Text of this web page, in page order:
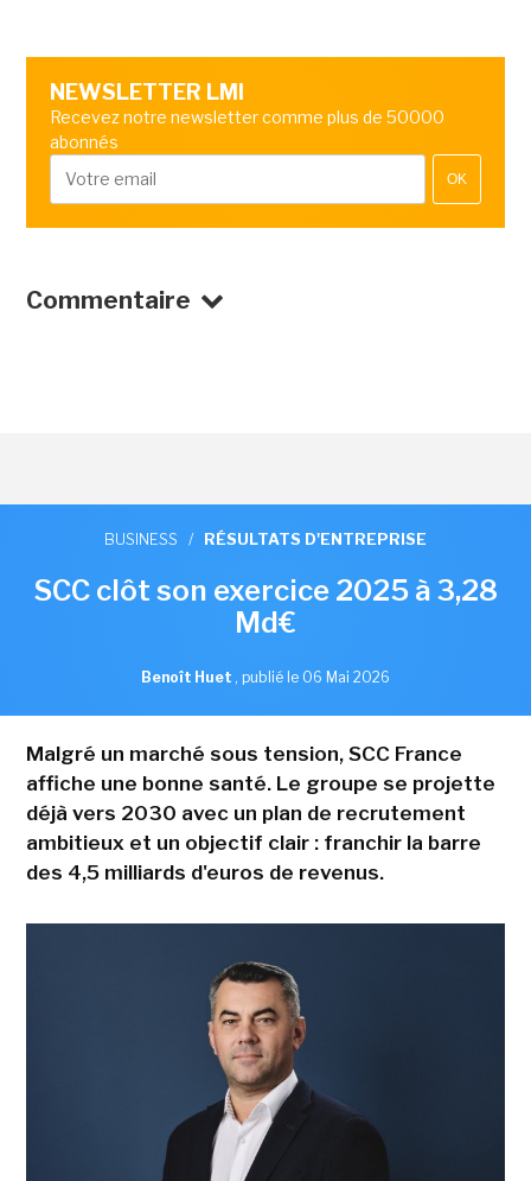
NEWSLETTER LMI
Recevez notre newsletter comme plus de 50000
abonnés
OK
Commentaire
BUSINESS / RÉSULTATS D'ENTREPRISE
SCC clôt son exercice 2025 à 3,28
Md€
Benoît Huet , publié le 06 Mai 2026
Malgré un marché sous tension, SCC France
affiche une bonne santé. Le groupe se projette
déjà vers 2030 avec un plan de recrutement
ambitieux et un objectif clair : franchir la barre
des 4,5 milliards d'euros de revenus.